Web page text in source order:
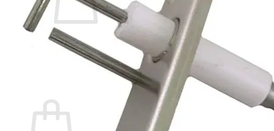
No hay productos en el carrito.
Volver a la tienda